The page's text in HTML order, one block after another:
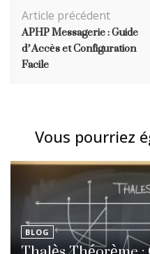
d'article
Article précédent
APHP Messagerie : Guide
d’Accès et Configuration
Facile
Vous pourriez
BLOG